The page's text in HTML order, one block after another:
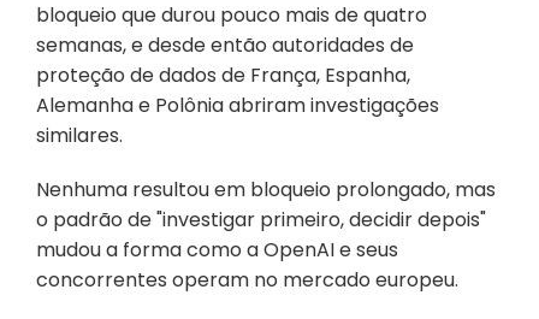
bloqueio que durou pouco mais de quatro
semanas, e desde então autoridades de
proteção de dados de França, Espanha,
Alemanha e Polônia abriram investigações
similares.
Nenhuma resultou em bloqueio prolongado, mas
o padrão de "investigar primeiro, decidir depois"
mudou a forma como a OpenAI e seus
concorrentes operam no mercado europeu.